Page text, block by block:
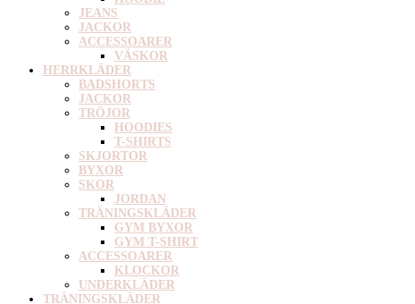
JEANS
JACKOR
ACCESSOARER
VÄSKOR
HERRKLÄDER
BADSHORTS
JACKOR
TRÖJOR
HOODIES
T-SHIRTS
SKJORTOR
BYXOR
SKOR
JORDAN
TRÄNINGSKLÄDER
GYM BYXOR
GYM T-SHIRT
ACCESSOARER
KLOCKOR
UNDERKLÄDER
TRÄNINGSKLÄDER